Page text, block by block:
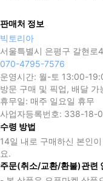
판매처 정보
빅토리아
서울특별시 은평구 갈현로
070-4795-7576
운영시간: 월-토 13:00-
방문 구매 및 픽업, 배달 가
휴무일: 매주 일요일 휴무
사업자등록번호: 338-18-
수령 방법
14일 내로 구매하신 본인
요.
주문(취소/교환/환불)관련